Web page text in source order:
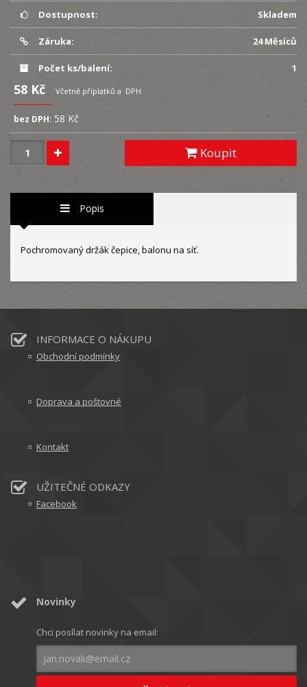
Dostupnost: Skladem
Záruka: 24 Měsíců
Počet ks/balení: 1
58 Kč Včetně příplatků a DPH
bez DPH: 58 Kč
Koupit
Popis
Pochromovaný držák čepice, balonu na síť.
INFORMACE O NÁKUPU
Obchodní podmínky
Doprava a poštovné
Kontakt
UŽITEČNÉ ODKAZY
Facebook
Novinky
Chci posílat novinky na email: